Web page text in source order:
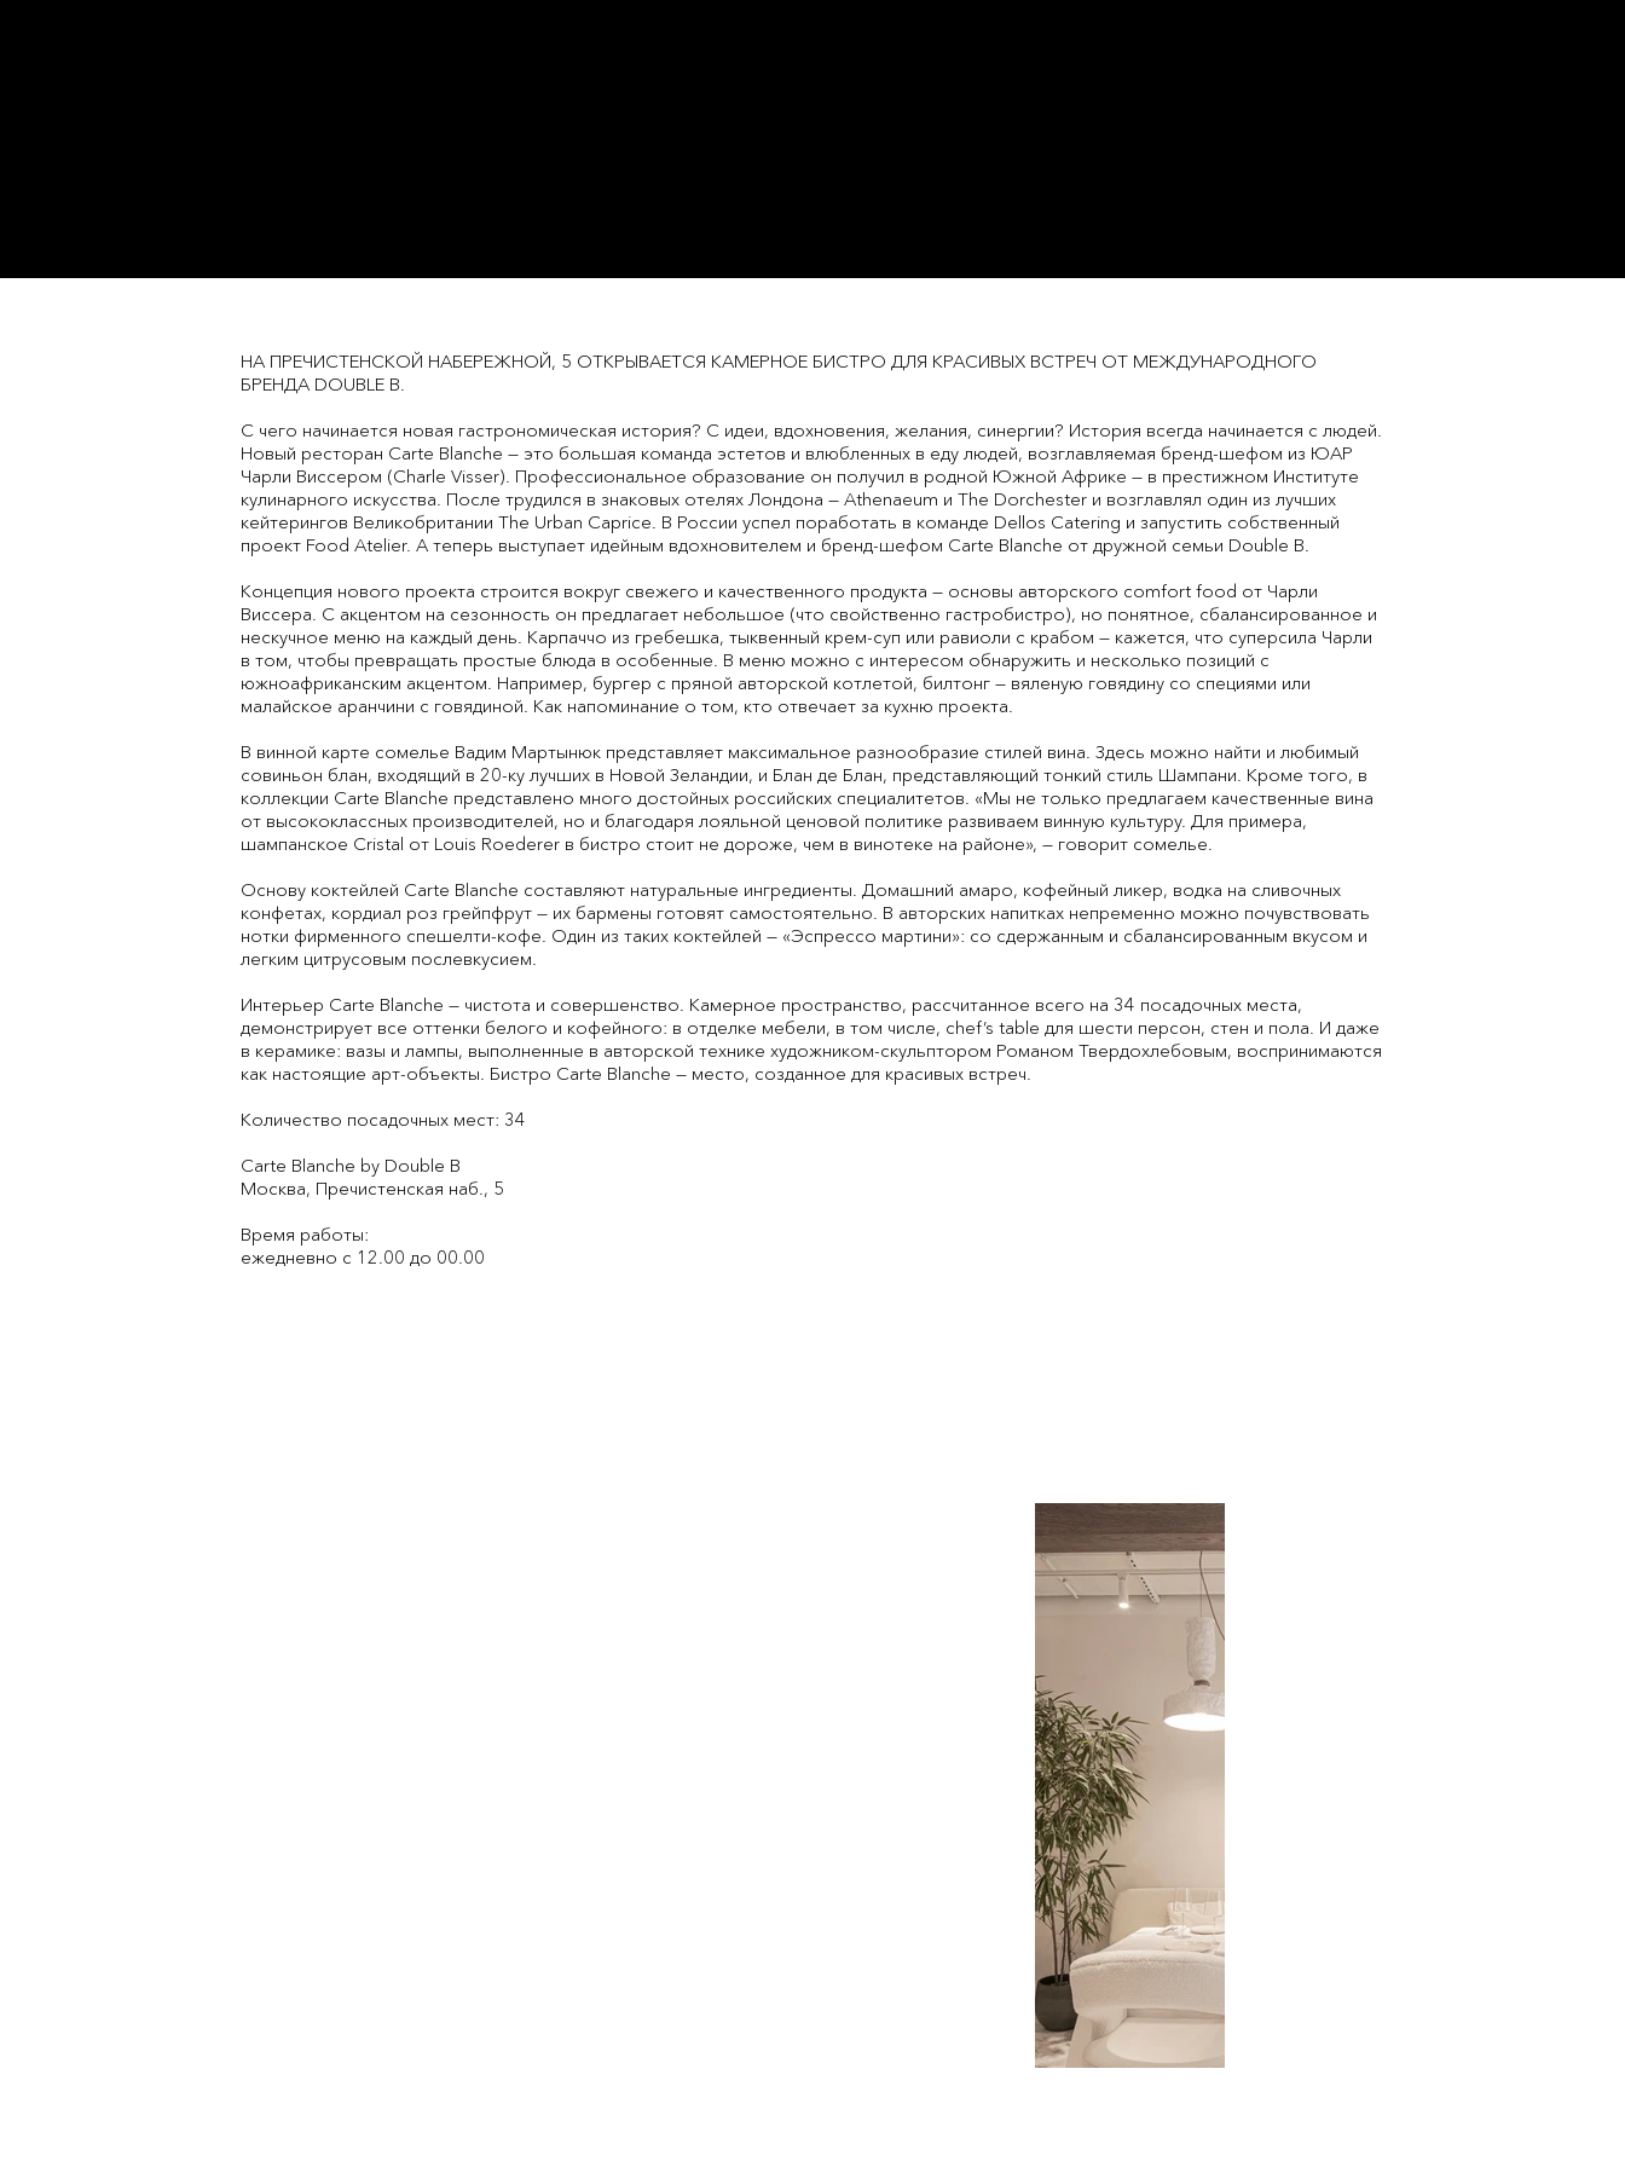
НА ПРЕЧИСТЕНСКОЙ НАБЕРЕЖНОЙ, 5 ОТКРЫВАЕТСЯ КАМЕРНОЕ БИСТРО ДЛЯ КРАСИВЫХ ВСТРЕЧ ОТ МЕЖДУНАРОДНОГО
БРЕНДА DOUBLE B.
С чего начинается новая гастрономическая история? С идеи, вдохновения, желания, синергии? История всегда начинается с людей.
Новый ресторан Carte Blanche — это большая команда эстетов и влюбленных в еду людей, возглавляемая бренд-шефом из ЮАР
Чарли Виссером (Charle Visser). Профессиональное образование он получил в родной Южной Африке — в престижном Институте
кулинарного искусства. После трудился в знаковых отелях Лондона — Athenaeum и The Dorchester и возглавлял один из лучших
кейтерингов Великобритании The Urban Caprice. В России успел поработать в команде Dellos Catering и запустить собственный
проект Food Atelier. А теперь выступает идейным вдохновителем и бренд-шефом Carte Blanche от дружной семьи Double B.
Концепция нового проекта строится вокруг свежего и качественного продукта — основы авторского comfort food от Чарли
Виссера. С акцентом на сезонность он предлагает небольшое (что свойственно гастробистро), но понятное, сбалансированное и
нескучное меню на каждый день. Карпаччо из гребешка, тыквенный крем-суп или равиоли с крабом — кажется, что суперсила Чарли
в том, чтобы превращать простые блюда в особенные. В меню можно с интересом обнаружить и несколько позиций с
южноафриканским акцентом. Например, бургер с пряной авторской котлетой, билтонг — вяленую говядину со специями или
малайское аранчини с говядиной. Как напоминание о том, кто отвечает за кухню проекта.
В винной карте сомелье Вадим Мартынюк представляет максимальное разнообразие стилей вина. Здесь можно найти и любимый
совиньон блан, входящий в 20-ку лучших в Новой Зеландии, и Блан де Блан, представляющий тонкий стиль Шампани. Кроме того, в
коллекции Carte Blanche представлено много достойных российских специалитетов. «Мы не только предлагаем качественные вина
от высококлассных производителей, но и благодаря лояльной ценовой политике развиваем винную культуру. Для примера,
шампанское Cristal от Louis Roederer в бистро стоит не дороже, чем в винотеке на районе», — говорит сомелье.
Основу коктейлей Carte Blanche составляют натуральные ингредиенты. Домашний амаро, кофейный ликер, водка на сливочных
конфетах, кордиал роз грейпфрут — их бармены готовят самостоятельно. В авторских напитках непременно можно почувствовать
нотки фирменного спешелти-кофе. Один из таких коктейлей — «Эспрессо мартини»: со сдержанным и сбалансированным вкусом и
легким цитрусовым послевкусием.
Интерьер Carte Blanche — чистота и совершенство. Камерное пространство, рассчитанное всего на 34 посадочных места,
демонстрирует все оттенки белого и кофейного: в отделке мебели, в том числе, chef’s table для шести персон, стен и пола. И даже
в керамике: вазы и лампы, выполненные в авторской технике художником-скульптором Романом Твердохлебовым, воспринимаются
как настоящие арт-объекты. Бистро Carte Blanche — место, созданное для красивых встреч.
Количество посадочных мест: 34
Carte Blanche by Double B
Москва, Пречистенская наб., 5
Время работы:
ежедневно с 12.00 до 00.00